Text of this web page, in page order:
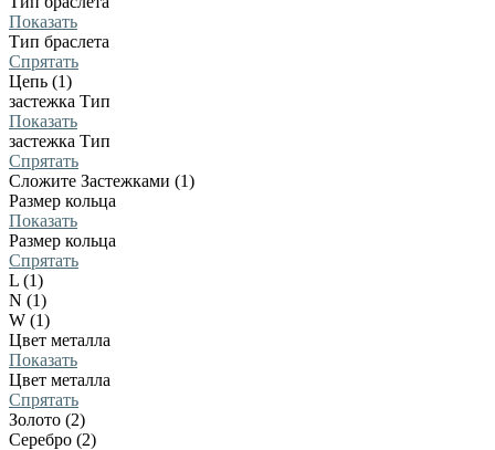
Показать
Тип браслета
Спрятать
Цепь (1)
застежка Тип
Показать
застежка Тип
Спрятать
Сложите Застежками (1)
Размер кольца
Показать
Размер кольца
Спрятать
L (1)
N (1)
W (1)
Цвет металла
Показать
Цвет металла
Спрятать
Золото (2)
Серебро (2)